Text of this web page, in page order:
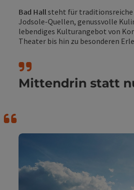
Bad Hall steht für
Jodsole-Quellen, genussvolle
lebendiges Kulturangebot von
Theater bis hin zu besonderen
Mittendrin statt